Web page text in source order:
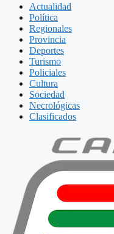
Actualidad
Política
Regionales
Provincia
Deportes
Turismo
Policiales
Cultura
Sociedad
Necrológicas
Clasificados